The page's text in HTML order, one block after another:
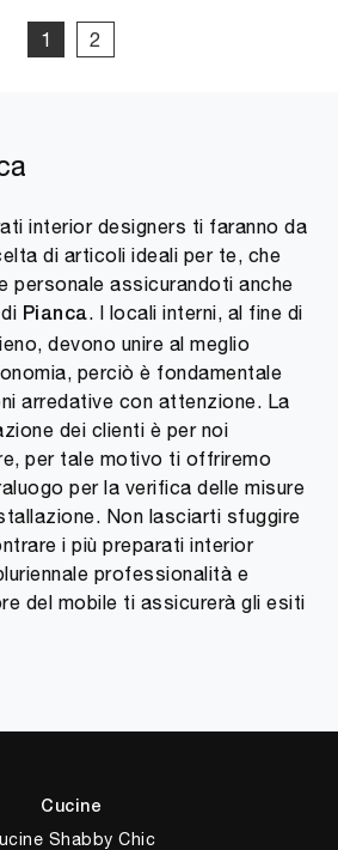
1 2
interior designers ti faranno da
di articoli ideali per te, che
personale assicurandoti anche
Pianca. I locali interni, al fine di
devono unire al meglio
perciò è fondamentale
arredative con attenzione. La
dei clienti è per noi
per tale motivo ti offriremo
per la verifica delle misure
Non lasciarti sfuggire
i più preparati interior
professionalità e
del mobile ti assicurerà gli esiti
Cucine
Shabby Chic